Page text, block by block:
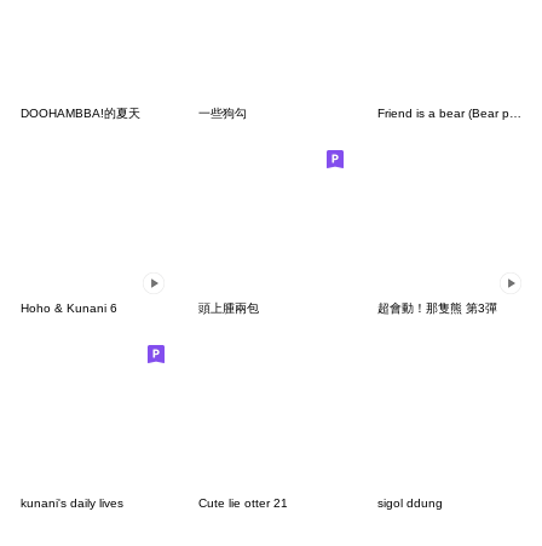
DOOHAMBBA!的夏天 一些狗勾 Friend is a bear (Bear painting)6
Hoho & Kunani 6 頭上腫兩包 超會動！那隻熊 第3彈
kunani's daily lives Cute lie otter 21 sigol ddung